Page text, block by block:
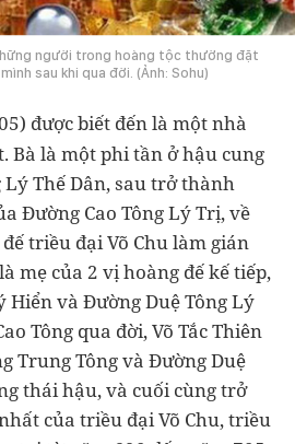
người trong hoàng tộc thường đặt
sau khi qua đời. (Ảnh: Sohu)
được biết đến là một nhà
Bà là một phi tần ở hậu cung
Thế Dân, sau trở thành
Đường Cao Tông Lý Trị, về
triều đại Võ Chu làm gián
mẹ của 2 vị hoàng đế kế tiếp,
Hiển và Đường Duệ Tông Lý
Tông qua đời, Võ Tắc Thiên
Trung Tông và Đường Duệ
thái hậu, và cuối cùng trở
của triều đại Võ Chu, triều